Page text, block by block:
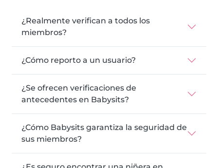
¿Realmente verifican a todos los
miembros?
¿Cómo reporto a un usuario?
¿Se ofrecen verificaciones de
antecedentes en Babysits?
¿Cómo Babysits garantiza la seguridad de
sus miembros?